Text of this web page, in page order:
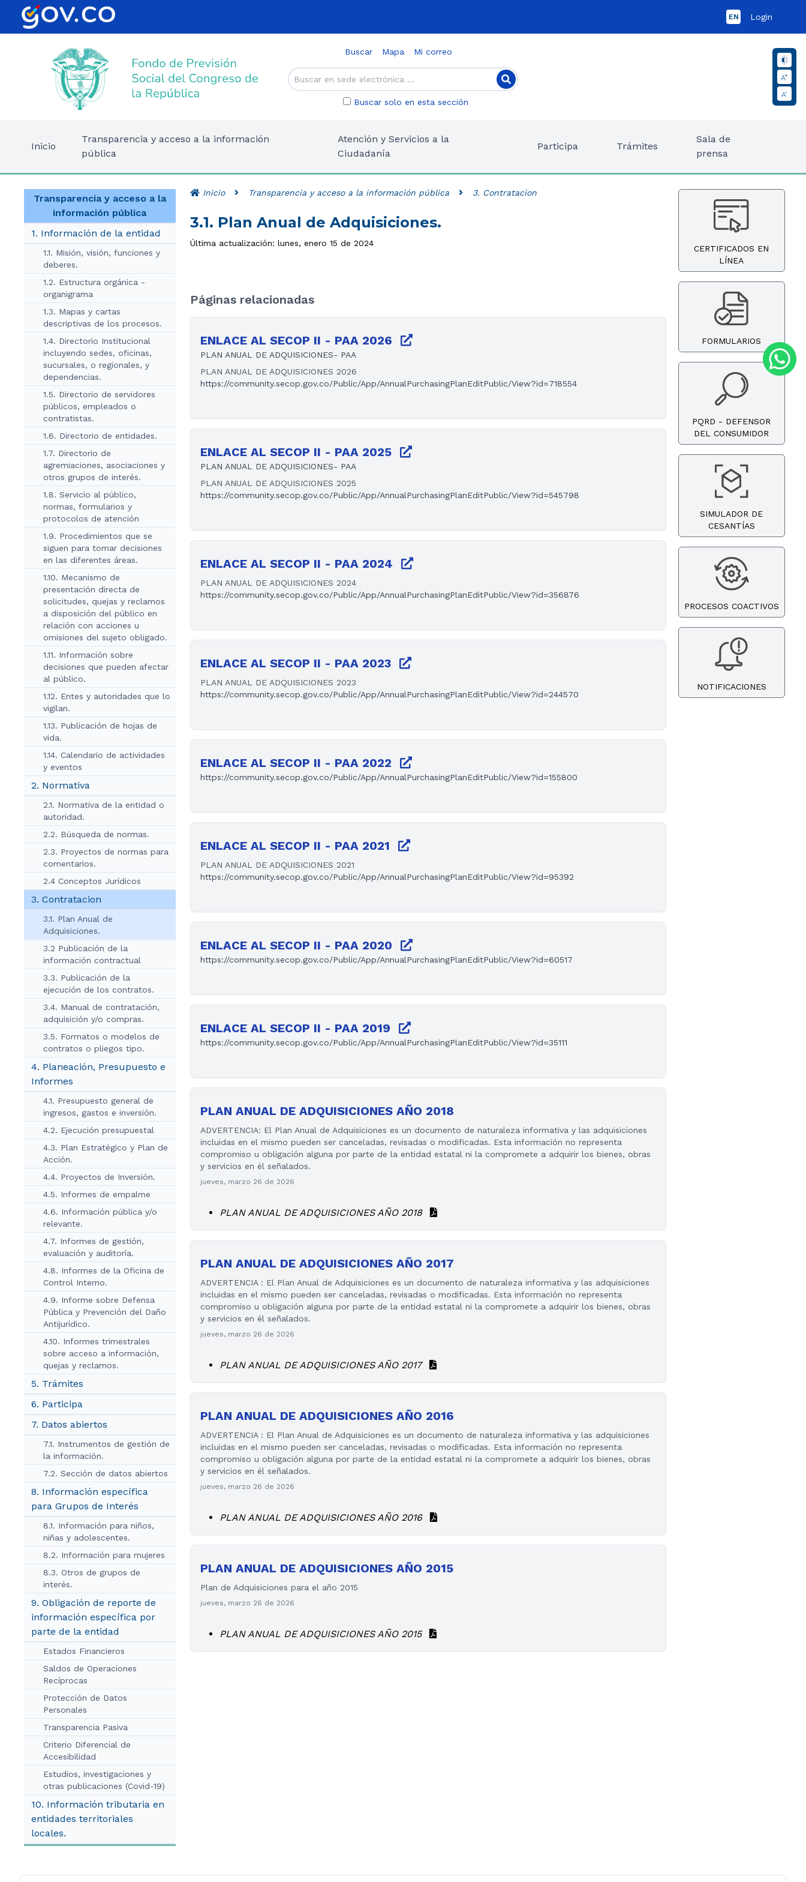
EN Login
Buscar Mapa Mi correo
Buscar solo en esta sección
Inicio
Transparencia y acceso a la información
pública
Atención y Servicios a la
Ciudadanía
Participa Trámites
Sala de
prensa
Transparencia y acceso a la
información pública
1. Información de la entidad
1.1. Misión, visión, funciones y
deberes.
1.2. Estructura orgánica -
organigrama
1.3. Mapas y cartas
descriptivas de los procesos.
1.4. Directorio Institucional
incluyendo sedes, oficinas,
sucursales, o regionales, y
dependencias.
1.5. Directorio de servidores
públicos, empleados o
contratistas.
1.6. Directorio de entidades.
1.7. Directorio de
agremiaciones, asociaciones y
otros grupos de interés.
1.8. Servicio al público,
normas, formularios y
protocolos de atención
1.9. Procedimientos que se
siguen para tomar decisiones
en las diferentes áreas.
1.10. Mecanismo de
presentación directa de
solicitudes, quejas y reclamos
a disposición del público en
relación con acciones u
omisiones del sujeto obligado.
1.11. Información sobre
decisiones que pueden afectar
al público.
1.12. Entes y autoridades que lo
vigilan.
1.13. Publicación de hojas de
vida.
1.14. Calendario de actividades
y eventos
2. Normativa
2.1. Normativa de la entidad o
autoridad.
2.2. Búsqueda de normas.
2.3. Proyectos de normas para
comentarios.
2.4 Conceptos Jurídicos
3. Contratacion
3.1. Plan Anual de
Adquisiciones.
3.2 Publicación de la
información contractual
3.3. Publicación de la
ejecución de los contratos.
3.4. Manual de contratación,
adquisición y/o compras.
3.5. Formatos o modelos de
contratos o pliegos tipo.
4. Planeación, Presupuesto e
Informes
4.1. Presupuesto general de
ingresos, gastos e inversión.
4.2. Ejecución presupuestal
4.3. Plan Estratégico y Plan de
Acción.
4.4. Proyectos de Inversión.
4.5. Informes de empalme
4.6. Información pública y/o
relevante.
4.7. Informes de gestión,
evaluación y auditoría.
4.8. Informes de la Oficina de
Control Interno.
4.9. Informe sobre Defensa
Pública y Prevención del Daño
Antijurídico.
4.10. Informes trimestrales
sobre acceso a información,
quejas y reclamos.
5. Trámites
6. Participa
7. Datos abiertos
7.1. Instrumentos de gestión de
la información.
7.2. Sección de datos abiertos
8. Información específica
para Grupos de Interés
8.1. Información para niños,
niñas y adolescentes.
8.2. Información para mujeres
8.3. Otros de grupos de
interés.
9. Obligación de reporte de
información específica por
parte de la entidad
Estados Financieros
Saldos de Operaciones
Recíprocas
Protección de Datos
Personales
Transparencia Pasiva
Criterio Diferencial de
Accesibilidad
Estudios, investigaciones y
otras publicaciones (Covid-19)
10. Información tributaria en
entidades territoriales
locales.
Inicio Transparencia y acceso a la información pública 3. Contratacion
3.1. Plan Anual de Adquisiciones.
Última actualización: lunes, enero 15 de 2024
Páginas relacionadas
ENLACE AL SECOP II - PAA 2026
PLAN ANUAL DE ADQUISICIONES- PAA
PLAN ANUAL DE ADQUISICIONES 2026
https://community.secop.gov.co/Public/App/AnnualPurchasingPlanEditPublic/View?id=718554
ENLACE AL SECOP II - PAA 2025
PLAN ANUAL DE ADQUISICIONES- PAA
PLAN ANUAL DE ADQUISICIONES 2025
https://community.secop.gov.co/Public/App/AnnualPurchasingPlanEditPublic/View?id=545798
ENLACE AL SECOP II - PAA 2024
PLAN ANUAL DE ADQUISICIONES 2024
https://community.secop.gov.co/Public/App/AnnualPurchasingPlanEditPublic/View?id=356876
ENLACE AL SECOP II - PAA 2023
PLAN ANUAL DE ADQUISICIONES 2023
https://community.secop.gov.co/Public/App/AnnualPurchasingPlanEditPublic/View?id=244570
ENLACE AL SECOP II - PAA 2022
https://community.secop.gov.co/Public/App/AnnualPurchasingPlanEditPublic/View?id=155800
ENLACE AL SECOP II - PAA 2021
PLAN ANUAL DE ADQUISICIONES 2021
https://community.secop.gov.co/Public/App/AnnualPurchasingPlanEditPublic/View?id=95392
ENLACE AL SECOP II - PAA 2020
https://community.secop.gov.co/Public/App/AnnualPurchasingPlanEditPublic/View?id=60517
ENLACE AL SECOP II - PAA 2019
https://community.secop.gov.co/Public/App/AnnualPurchasingPlanEditPublic/View?id=35111
PLAN ANUAL DE ADQUISICIONES AÑO 2018
ADVERTENCIA: El Plan Anual de Adquisiciones es un documento de naturaleza informativa y las adquisiciones
incluidas en el mismo pueden ser canceladas, revisadas o modificadas. Esta información no representa
compromiso u obligación alguna por parte de la entidad estatal ni la compromete a adquirir los bienes, obras
y servicios en él señalados.
jueves, marzo 26 de 2026
PLAN ANUAL DE ADQUISICIONES AÑO 2018
PLAN ANUAL DE ADQUISICIONES AÑO 2017
ADVERTENCIA : El Plan Anual de Adquisiciones es un documento de naturaleza informativa y las adquisiciones
incluidas en el mismo pueden ser canceladas, revisadas o modificadas. Esta información no representa
compromiso u obligación alguna por parte de la entidad estatal ni la compromete a adquirir los bienes, obras
y servicios en él señalados.
jueves, marzo 26 de 2026
PLAN ANUAL DE ADQUISICIONES AÑO 2017
PLAN ANUAL DE ADQUISICIONES AÑO 2016
ADVERTENCIA : El Plan Anual de Adquisiciones es un documento de naturaleza informativa y las adquisiciones
incluidas en el mismo pueden ser canceladas, revisadas o modificadas. Esta información no representa
compromiso u obligación alguna por parte de la entidad estatal ni la compromete a adquirir los bienes, obras
y servicios en él señalados.
jueves, marzo 26 de 2026
PLAN ANUAL DE ADQUISICIONES AÑO 2016
PLAN ANUAL DE ADQUISICIONES AÑO 2015
Plan de Adquisiciones para el año 2015
jueves, marzo 26 de 2026
PLAN ANUAL DE ADQUISICIONES AÑO 2015
CERTIFICADOS EN
LÍNEA
FORMULARIOS
PQRD - DEFENSOR
DEL CONSUMIDOR
SIMULADOR DE
CESANTÍAS
PROCESOS COACTIVOS
NOTIFICACIONES